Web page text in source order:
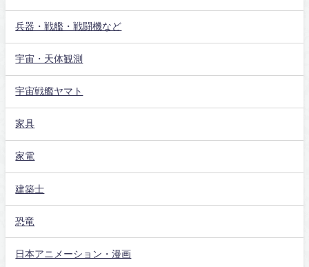
兵器・戦艦・戦闘機など
宇宙・天体観測
宇宙戦艦ヤマト
家具
家電
建築士
恐竜
日本アニメーション・漫画